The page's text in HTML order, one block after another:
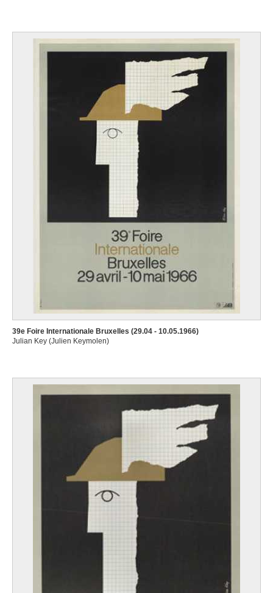
39e Foire Internationale Bruxelles (29.04 - 10.05.1966)
Julian Key (Julien Keymolen)